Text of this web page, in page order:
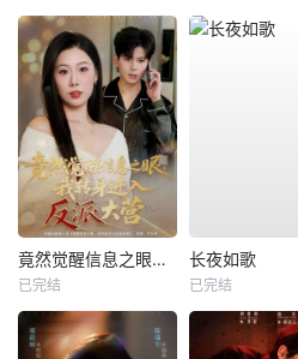
竟然觉醒信息之眼，我转身进入反派大营
已完结
长夜如歌
已完结